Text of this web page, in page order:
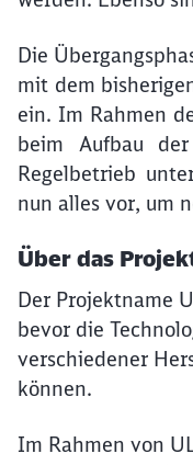
Die
mit dem
ein. Im Rahmen
beim Aufbau
Regelbetrieb
nun alles vor, um
Über das
Der Projektname
bevor die
verschiedener
können.
Im Rahmen von